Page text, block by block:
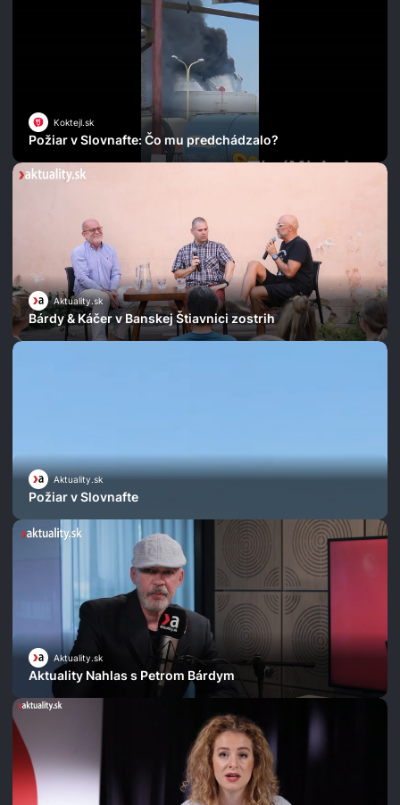
Koktejl.sk
Požiar v Slovnafte: Čo mu predchádzalo?
Aktuality.sk
Bárdy & Káčer v Banskej Štiavnici zostrih
Aktuality.sk
Požiar v Slovnafte
Aktuality.sk
Aktuality Nahlas s Petrom Bárdym